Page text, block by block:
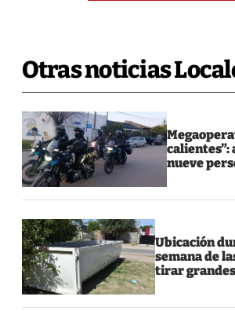
Otras noticias
nueve
Ubicación
semana de
tirar